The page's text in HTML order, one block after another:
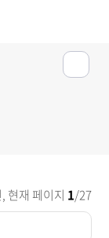
현재 페이지 1/27